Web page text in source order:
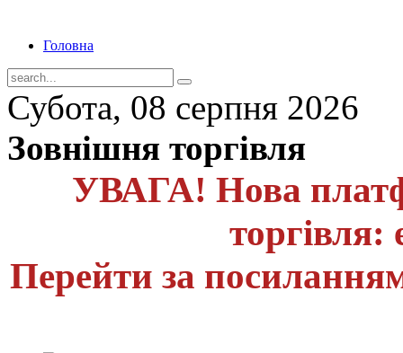
Головна
Субота, 08 серпня 2026
Зовнішня торгівля
УВАГА! Нова
Перейти за